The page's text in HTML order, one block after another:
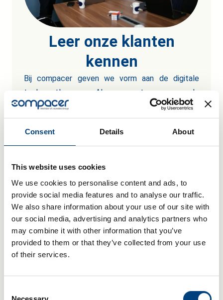
Consent Details About
This website uses cookies
We use cookies to personalise content and ads, to
provide social media features and to analyse our traffic.
We also share information about your use of our site with
our social media, advertising and analytics partners who
may combine it with other information that you’ve
provided to them or that they’ve collected from your use
of their services.
Leer onze klanten
kennen
Bij compacer geven we vorm aan de digitale
toekomst! Als toonaangevende
softwareleverancier voor data-integratie en
procesautomatisering vertrouwen
gerenommeerde klanten als DHL, Deutsche
Telekom, Europcar en Cancom op onze expertise.
Bekijk onze succesverhalen en maak deel uit van
ons innovatieve team!
Meer informatie